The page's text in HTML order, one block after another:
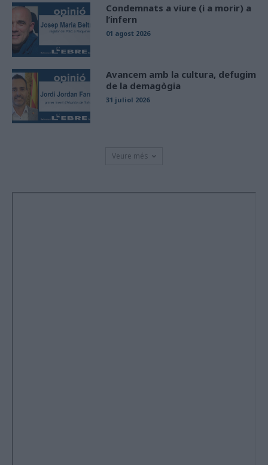
Condemnats a viure (i a morir) a
l’infern
01 agost 2026
Avancem amb la cultura, defugim
de la demagògia
31 juliol 2026
Veure més